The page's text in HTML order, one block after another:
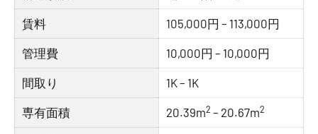
賃料 105,000円 – 113,000円
管理費 10,000円 – 10,000円
間取り 1K – 1K
専有面積 20.39m2 – 20.67m2